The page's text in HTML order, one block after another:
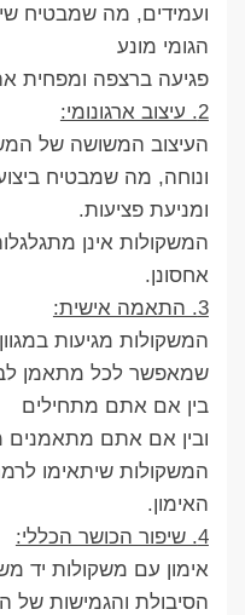
ועמידים, מה שמבטיח
הגומי מונע
פגיעה ברצפה ומפחית
2. עיצוב ארגונומי:
העיצוב המשושה של
ונוחה, מה שמבטיח
ומניעת פציעות.
המשקולות אינן
אחסונן.
3. התאמה אישית:
המשקולות מגיעות
שמאפשר לכל מתאמן
בין אם אתם מתחילים
ובין אם אתם מתאמנים
המשקולות שיתאימו
האימון.
4. שיפור הכושר הכללי:
אימון עם משקולות יד
הסיבולת והגמישות של